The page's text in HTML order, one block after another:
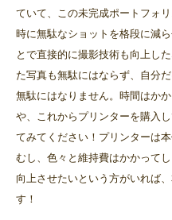
ていて、この未完成ポートフォ
時に無駄なショットを格段に減
とで直接的に撮影技術も向上し
た写真も無駄にはならず、自分
無駄にはなりません。時間はか
や、これからプリンターを購入
てみてください！プリンターは
むし、色々と維持費はかかって
向上させたいという方がいれば
す！